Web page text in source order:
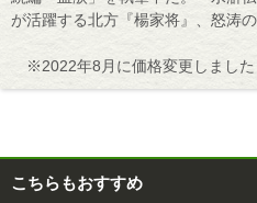
が活躍する北方『楊家将』、怒涛の
※2022年8月に価格変更しました
こちらもおすすめ